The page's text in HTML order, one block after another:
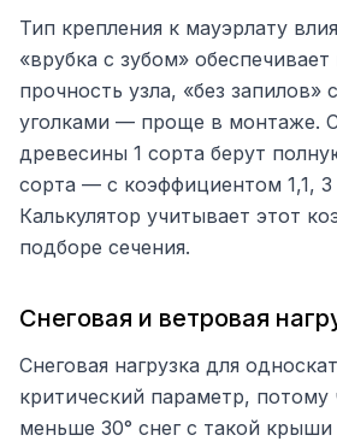
Тип крепления к мауэрлату
«врубка с зубом»
прочность узла, «без запилов»
уголками — проще в монтаже.
древесины 1 сорта берут
сорта — с коэффициентом 1,1,
Калькулятор учитывает этот
подборе сечения.
Снеговая и ветровая
Снеговая нагрузка для
критический параметр, потому
меньше 30° снег с такой крыши